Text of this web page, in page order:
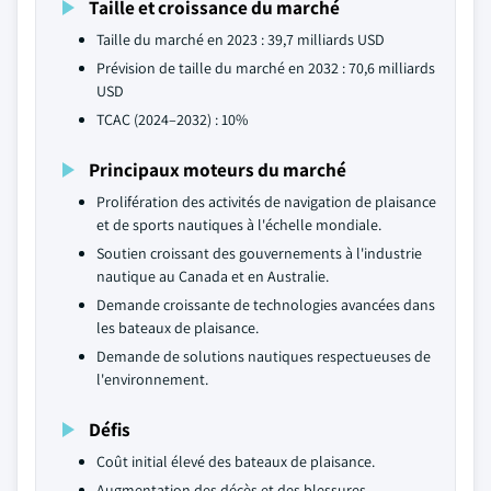
Taille et croissance du marché
Taille du marché en 2023 : 39,7 milliards USD
Prévision de taille du marché en 2032 : 70,6 milliards
USD
TCAC (2024–2032) : 10%
Principaux moteurs du marché
Prolifération des activités de navigation de plaisance
et de sports nautiques à l'échelle mondiale.
Soutien croissant des gouvernements à l'industrie
nautique au Canada et en Australie.
Demande croissante de technologies avancées dans
les bateaux de plaisance.
Demande de solutions nautiques respectueuses de
l'environnement.
Défis
Coût initial élevé des bateaux de plaisance.